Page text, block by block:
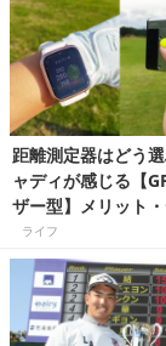
距離測定器はどう
ャディが感じる【
ザー型】メリット
ライフ